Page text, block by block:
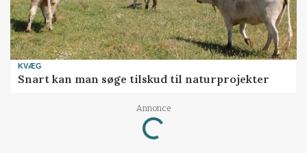
KVÆG
Snart kan man søge tilskud til naturprojekter
Annonce
Loading...